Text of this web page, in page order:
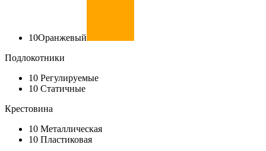
10Оранжевый
Подлокотники
10 Регулируемые
10 Статичные
Крестовина
10 Металлическая
10 Пластиковая